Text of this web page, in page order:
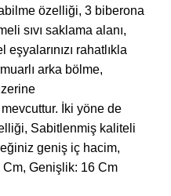
özelliği, 3 biberona
sıvı saklama alanı,
rahatlıkla
arka bölme,
İki yöne de
Sabitlenmiş kaliteli
geniş iç hacim,
Genişlik: 16 Cm